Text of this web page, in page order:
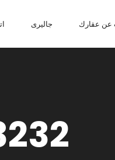
جاليرى عن عقارك